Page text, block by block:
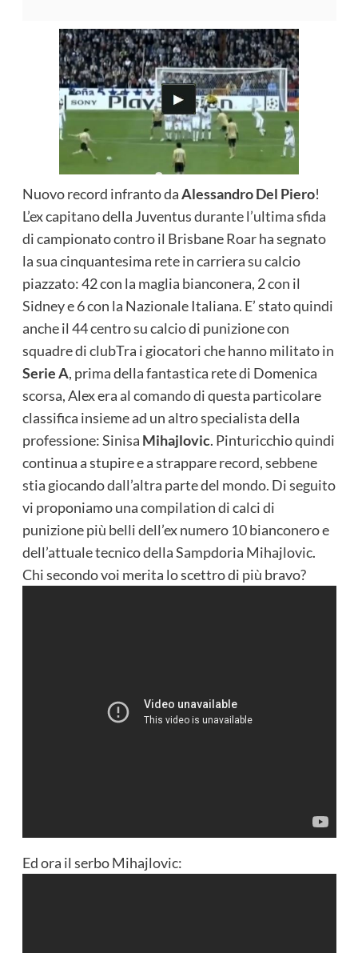
Nuovo record infranto daAlessandro Del Piero!
L’ex capitano della Juventus durante l’ultima sfida
di campionato contro il Brisbane Roar ha segnato
la sua cinquantesima rete in carriera su calcio
piazzato: 42 con la maglia bianconera, 2 con il
Sidney e 6 con la Nazionale Italiana. E’ stato quindi
anche il 44 centro su calcio di punizione con
squadre di clubTra i giocatori che hanno militato in
Serie A, prima della fantastica rete di Domenica
scorsa, Alex era al comando di questa particolare
classifica insieme ad un altro specialista della
professione: Sinisa Mihajlovic. Pinturicchio quindi
continua a stupire e a strappare record, sebbene
stia giocando dall’altra parte del mondo. Di seguito
vi proponiamo una compilation di calci di
punizione più belli dell’ex numero 10 bianconero e
dell’attuale tecnico della Sampdoria Mihajlovic.
Chi secondo voi merita lo scettro di più bravo?
Ed ora il serbo Mihajlovic: